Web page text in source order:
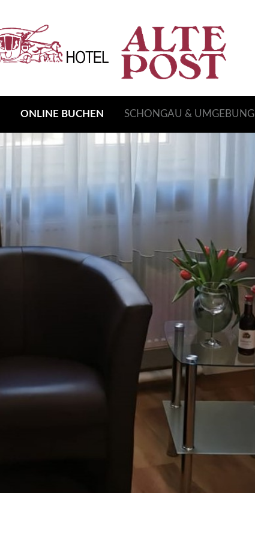
ONLINE BUCHEN SCHONGAU & UMGEBUNG